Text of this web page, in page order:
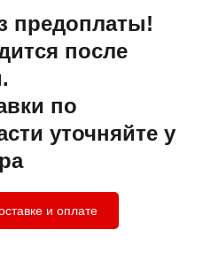
предоплаты!
после
по
уточняйте у
и оплате